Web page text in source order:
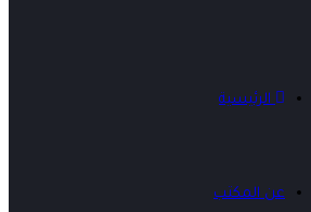
الرئيسية
عن المكتب